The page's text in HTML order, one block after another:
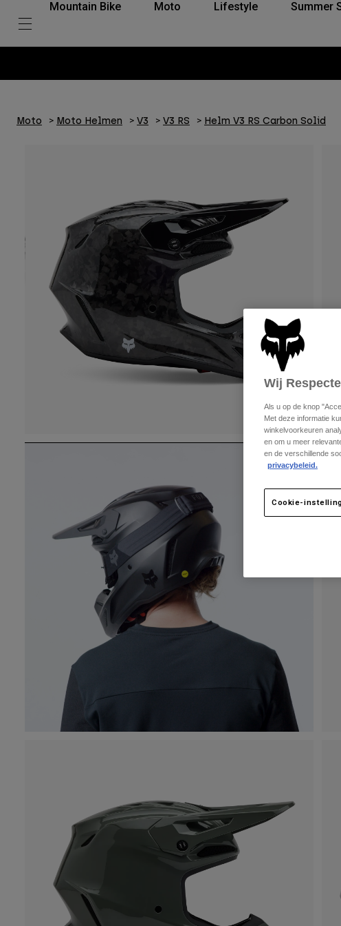
Mountain Bike Moto Lifestyle Summer
Moto Moto Helmen V3 V3 RS Helm V3 RS Carbon Solid
Wij
Als u op de knop
Met deze informatie
winkelvoorkeuren
en om u meer
en de verschillende
privacybeleid.
Cookie-